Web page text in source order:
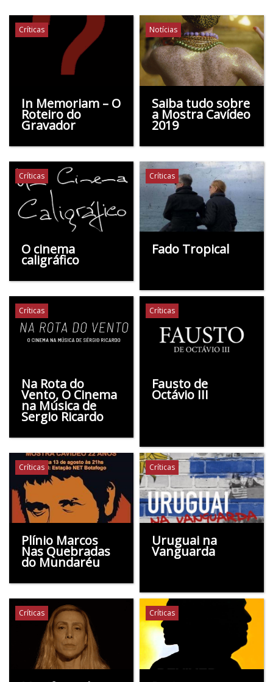
Críticas
In Memoriam – O
Roteiro do
Gravador
Notícias
Saiba tudo sobre
a Mostra Cavídeo
2019
Críticas
O cinema
caligráfico
Críticas
Fado Tropical
Críticas
Na Rota do
Vento, O Cinema
na Música de
Sergio Ricardo
Críticas
Fausto de
Octávio III
Críticas
Plínio Marcos
Nas Quebradas
do Mundaréu
Críticas
Uruguai na
Vanguarda
Críticas Críticas